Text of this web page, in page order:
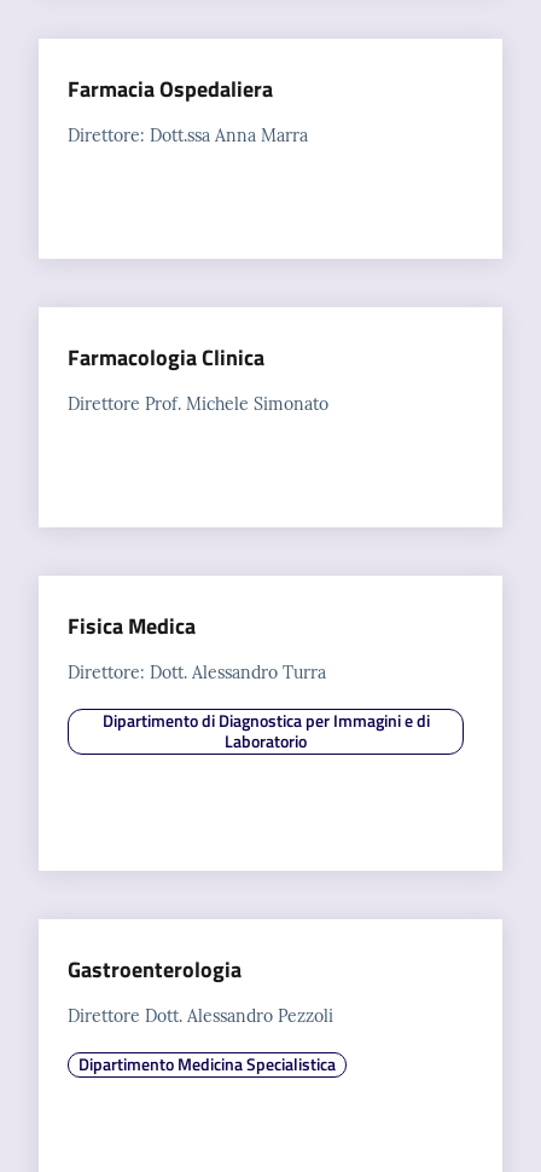
Farmacia Ospedaliera
Direttore: Dott.ssa Anna Marra
Farmacologia Clinica
Direttore Prof. Michele Simonato
Fisica Medica
Direttore: Dott. Alessandro Turra
Dipartimento di Diagnostica per Immagini e di
Laboratorio
Gastroenterologia
Direttore Dott. Alessandro Pezzoli
Dipartimento Medicina Specialistica